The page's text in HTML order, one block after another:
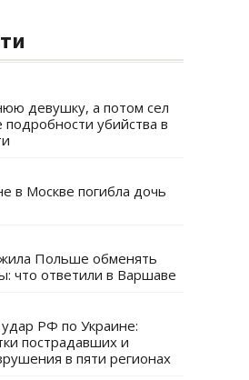
девушку, а потом сел
убийства в
в Москве погибла дочь
Польше обменять
что ответили в Варшаве
РФ по Украине:
пострадавших и
в пяти регионах